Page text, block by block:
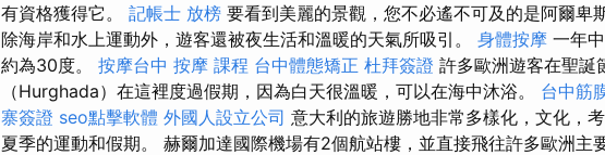
有資格獲得它。 記帳士 放榜 要看到美麗的景觀，您不必遙不可及的是阿爾卑
除海岸和水上運動外，遊客還被夜生活和溫暖的天氣所吸引。 身體按摩 一年
約為30度。 按摩台中 按摩 課程 台中體態矯正 杜拜簽證 許多歐洲遊客在聖誕
（Hurghada）在這裡度過假期，因為白天很溫暖，可以在海中沐浴。 台中筋
寨簽證 seo點擊軟體 外國人設立公司 意大利的旅遊勝地非常多樣化，文化，
夏季的運動和假期。 赫爾加達國際機場有2個航站樓，並直接飛往許多歐洲主